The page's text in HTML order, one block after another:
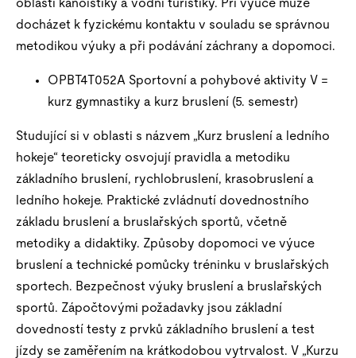
oblasti kanoistiky a vodní turistiky. Při výuce může
docházet k fyzickému kontaktu v souladu se správnou
metodikou výuky a při podávání záchrany a dopomoci.
OPBT4T052A Sportovní a pohybové aktivity V =
kurz gymnastiky a kurz bruslení (5. semestr)
Studující si v oblasti s názvem „Kurz bruslení a ledního
hokeje“ teoreticky osvojují pravidla a metodiku
základního bruslení, rychlobruslení, krasobruslení a
ledního hokeje. Praktické zvládnutí dovednostního
základu bruslení a bruslařských sportů, včetně
metodiky a didaktiky. Způsoby dopomoci ve výuce
bruslení a technické pomůcky tréninku v bruslařských
sportech. Bezpečnost výuky bruslení a bruslařských
sportů. Zápočtovými požadavky jsou základní
dovedností testy z prvků základního bruslení a test
jízdy se zaměřením na krátkodobou vytrvalost. V „Kurzu